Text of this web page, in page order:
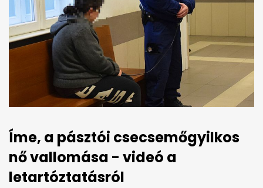
Íme, a pásztói csecsemőgyilkos
nő vallomása - videó a
letartóztatásról